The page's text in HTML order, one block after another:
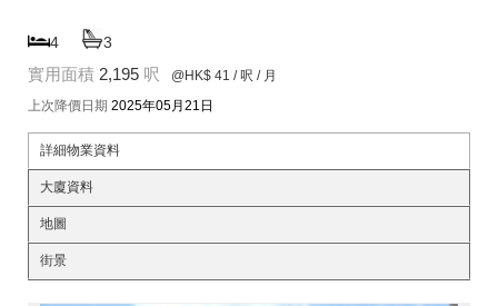
4 3
實用面積 2,195 呎 @HK$ 41 / 呎 / 月
上次降價日期 2025年05月21日
詳細物業資料
大廈資料
地圖
街景